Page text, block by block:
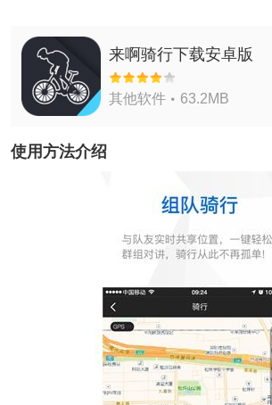
来啊骑行下载安卓版
其他软件 63.2MB
使用方法介绍